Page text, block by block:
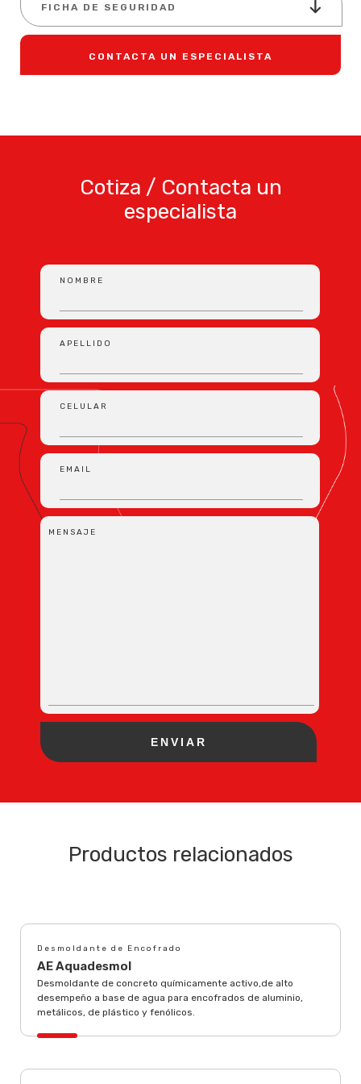
FICHA DE SEGURIDAD
CONTACTA UN ESPECIALISTA
Cotiza / Contacta un
especialista
NOMBRE
APELLIDO
CELULAR
EMAIL
MENSAJE
Productos relacionados
Desmoldante de Encofrado
AE Aquadesmol
Desmoldante de concreto químicamente activo,de alto
desempeño a base de agua para encofrados de aluminio,
metálicos, de plástico y fenólicos.